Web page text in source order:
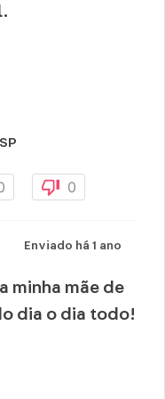
0
Enviado há 1 ano
minha mãe de
dia o dia todo!